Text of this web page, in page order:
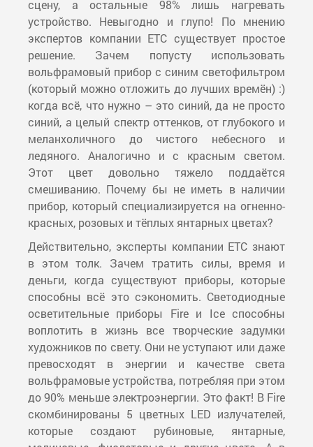
сцену, а остальные 98% лишь нагревать
устройство. Невыгодно и глупо! По мнению
экспертов компании ETC существует простое
решение. Зачем попусту использовать
вольфрамовый прибор с синим светофильтром
(который можно отложить до лучших времён) :)
когда всё, что нужно – это синий, да не просто
синий, а целый спектр оттенков, от глубокого и
меланхоличного до чистого небесного и
ледяного. Аналогично и с красным светом.
Этот цвет довольно тяжело поддаётся
смешиванию. Почему бы не иметь в наличии
прибор, который специализируется на огненно-
красных, розовых и тёплых янтарных цветах?
Действительно, эксперты компании ETC знают
в этом толк. Зачем тратить силы, время и
деньги, когда существуют приборы, которые
способны всё это сэкономить. Светодиодные
осветительные приборы Fire и Ice способны
воплотить в жизнь все творческие задумки
художников по свету. Они не уступают или даже
превосходят в энергии и качестве света
вольфрамовые устройства, потребляя при этом
до 90% меньше электроэнергии. Это факт! В Fire
скомбинированы 5 цветных LED излучателей,
которые создают рубиновые, янтарные,